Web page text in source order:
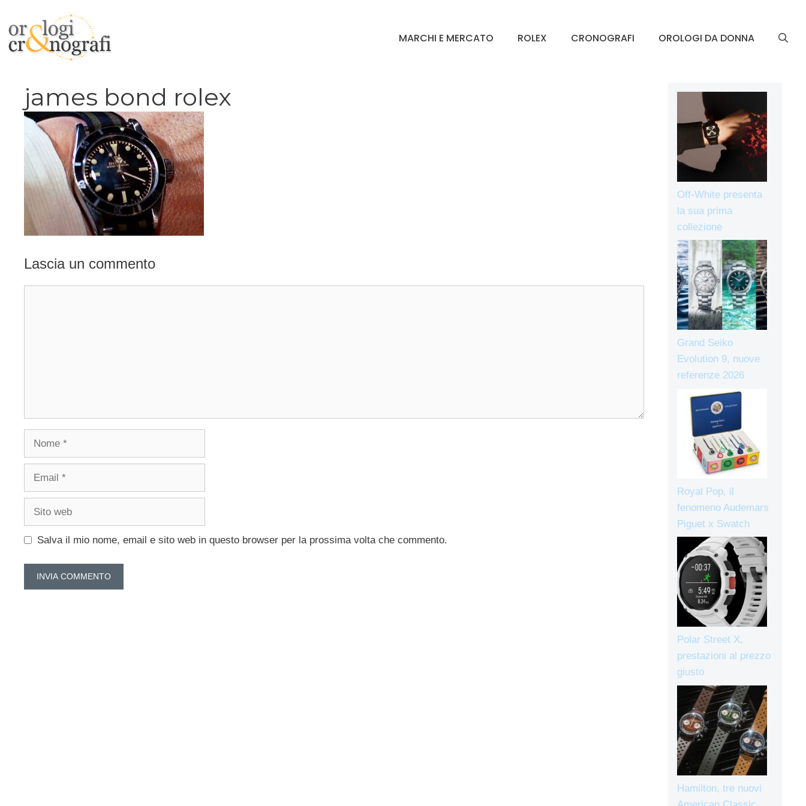
contenuto
MARCHI E MERCATO ROLEX CRONOGRAFI OROLOGI DA DONNA
james bond rolex
Lascia un commento
Nome
Email
Sito
Salva il mio nome, email e sito web in questo browser per la prossima volta che commento.
Off-White presenta
la sua prima
collezione
Grand Seiko
Evolution 9, nuove
referenze 2026
Royal Pop, il
fenomeno Audemars
Piguet x Swatch
Polar Street X,
prestazioni al prezzo
giusto
Hamilton, tre nuovi